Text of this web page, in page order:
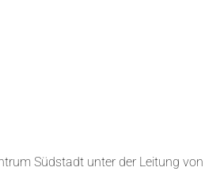
Südstadt unter der Leitung von